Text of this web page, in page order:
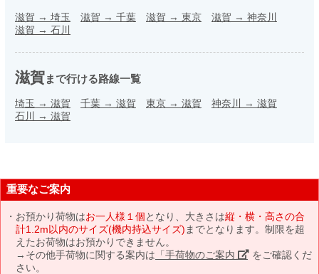
滋賀 → 埼玉 滋賀 → 千葉 滋賀 → 東京 滋賀 → 神奈川
滋賀 → 石川
滋賀まで行ける路線一覧
埼玉 → 滋賀 千葉 → 滋賀 東京 → 滋賀 神奈川 → 滋賀
石川 → 滋賀
重要なご案内
お預かり荷物はお一人様１個となり、大きさは縦・横・高さの合
計1.2m以内のサイズ(機内持込サイズ) までとなります。制限を超
えたお荷物はお預かりできません。
→その他手荷物に関する案内は 「手荷物のご案内」 をご確認くだ
さい。